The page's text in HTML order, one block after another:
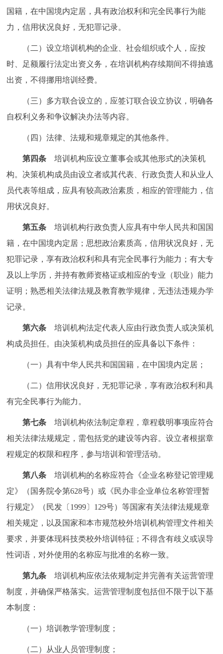
国籍，在中国境内定居，具有政治权利和完全民事行为能
力，信用状况良好，无犯罪记录。
（二）设立培训机构的企业、社会组织或个人，应按
时、足额履行法定出资义务，在培训机构存续期间不得抽逃
出资，不得挪用培训经费。
（三）多方联合设立的，应签订联合设立协议，明确各
自权利义务和争议解决办法等内容。
（四）法律、法规和规章规定的其他条件。
第四条培训机构应设立董事会或其他形式的决策机
构。决策机构成员由设立者或其代表、行政负责人和从业人
员代表等组成，应具有较高政治素质，相应的管理能力，信
用状况良好。
第五条培训机构行政负责人应具有中华人民共和国国
籍，在中国境内定居；思想政治素质高，信用状况良好，无
犯罪记录，享有政治权利和具有完全民事行为能力；有大专
及以上学历，并持有教师资格证或相应的专业（职业）能力
证明；熟悉相关法律法规及教育教学规律，无违法违规办学
记录。
第六条培训机构法定代表人应由行政负责人或决策机
构成员担任。由决策机构成员担任的应具备以下条件：
（一）具有中华人民共和国国籍，在中国境内定居；
（二）信用状况良好，无犯罪记录，享有政治权利和具
有完全民事行为能力。
第七条培训机构依法制定章程，章程载明事项应符合
相关法律法规规定，需包括党的建设等内容。设立者根据章
程规定的权限和程序，参与培训和管理活动。
第八条培训机构的名称应符合《企业名称登记管理规
定》（国务院令第628号）或《民办非企业单位名称管理暂
行规定》（民发〔1999〕129号）等国家有关法律法规规章
相关规定，以及国家和本市规范校外培训机构管理文件相关
要求，并要体现科技类校外培训特征；不得含有歧义或误导
性词语，对外使用的名称应与批准的名称一致。
第九条培训机构应依法依规制定并完善有关运营管理
制度，并确保严格落实。运营管理制度包括但不限于以下基
本制度：
（一）培训教学管理制度；
（二）从业人员管理制度；